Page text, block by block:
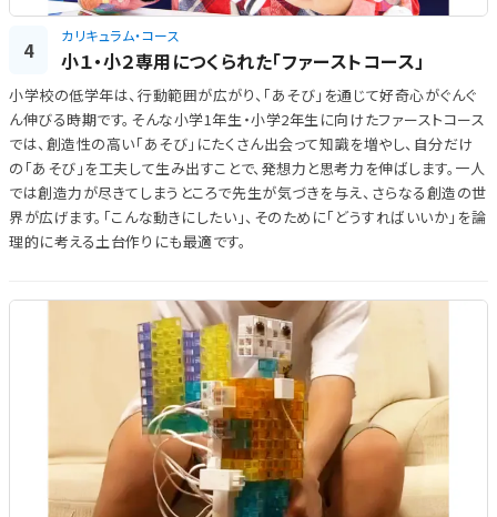
4
カリキュラム・コース
小１・小２専用につくられた「ファーストコース」
小学校の低学年は、行動範囲が広がり、「あそび」を通じて好奇心がぐんぐ
ん伸びる時期です。そんな小学1年生・小学2年生に向けたファーストコース
では、創造性の高い「あそび」にたくさん出会って知識を増やし、自分だけ
の「あそび」を工夫して生み出すことで、発想力と思考力を伸ばします。一人
では創造力が尽きてしまうところで先生が気づきを与え、さらなる創造の世
界が広げます。「こんな動きにしたい」、そのために「どうすればいいか」を論
理的に考える土台作りにも最適です。